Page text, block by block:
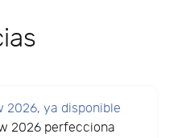
2026, ya disponible
2026 perfecciona